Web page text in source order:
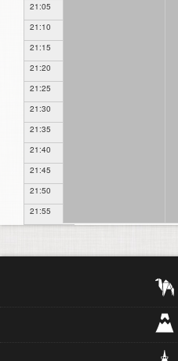
21:05
21:10
21:15
21:20
21:25
21:30
21:35
21:40
21:45
21:50
21:55